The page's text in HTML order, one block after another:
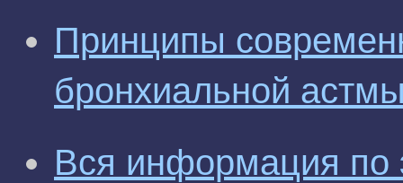
Принципы
бронхиальной
Вся информация по